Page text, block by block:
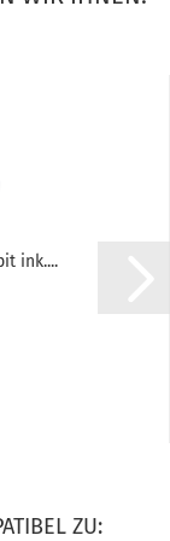
ink....
ZU: